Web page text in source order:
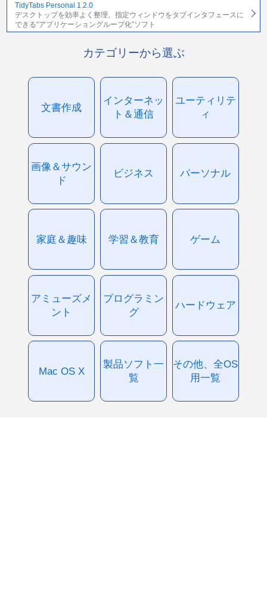
TidyTabs Personal 1.2.0
デスクトップを効率よく整理。指定ウィンドウをタブインタフェースに
できる“アプリケーショングループ化”ソフト
カテゴリーから選ぶ
文書作成
インターネッ
ト＆通信
ユーティリテ
ィ
画像＆サウン
ド
ビジネス パーソナル
家庭＆趣味 学習＆教育 ゲーム
アミューズメ
ント
プログラミン
グ
ハードウェア
Mac OS X
製品ソフト一
覧
その他、全OS
用一覧